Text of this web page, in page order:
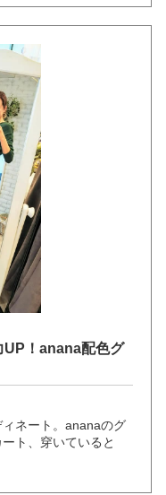
！anana配色グ
ネート。ananaのグ
ト、穿いていると